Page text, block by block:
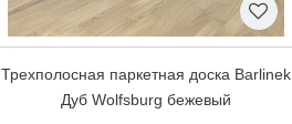
Трехполосная паркетная доска Barlinek
Дуб Wolfsburg бежевый